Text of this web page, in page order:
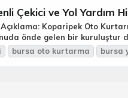
Çekici ve Yol Yardım
Koparipek Oto
önde gelen bir kuruluştur
bursa oto kurtarma bursa